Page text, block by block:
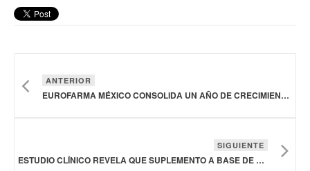
ANTERIOR
EUROFARMA MÉXICO CONSOLIDA UN AÑO DE CRECIMIENTO Y RECONOCIMIENTOS
SIGUIENTE
ESTUDIO CLÍNICO REVELA QUE SUPLEMENTO A BASE DE FITOQUÍMICOS Y PROBIÓTICOS REDUCE LA PROGRESIÓN DEL CÁNCER DE PRÓSTATA